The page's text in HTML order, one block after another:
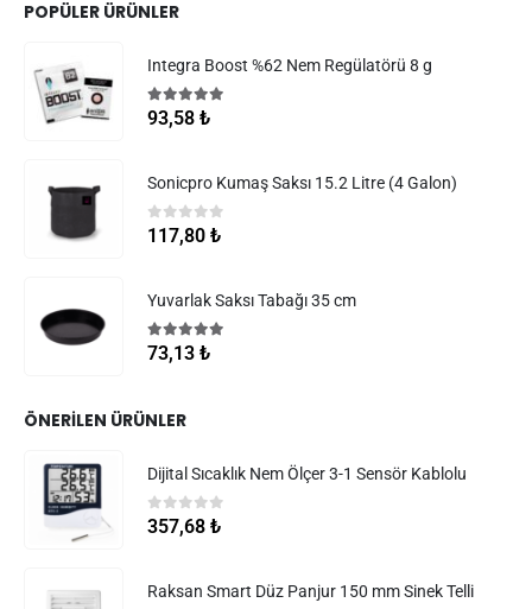
POPÜLER ÜRÜNLER
Integra Boost %62 Nem Regülatörü 8 g
5.005 üzerinden
93,58 ₺
Sonicpro Kumaş Saksı 15.2 Litre (4 Galon)
0 5 üzerinden
117,80 ₺
Yuvarlak Saksı Tabağı 35 cm
5.005 üzerinden
73,13 ₺
ÖNERILEN ÜRÜNLER
Dijital Sıcaklık Nem Ölçer 3-1 Sensör Kablolu
05 üzerinden
357,68 ₺
Raksan Smart Düz Panjur 150 mm Sinek Telli